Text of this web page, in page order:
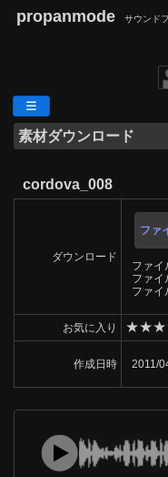
propanmode サウンド
素材ダウンロード
cordova_008
ダウンロード
ファ
ファイ
ファイ
ファイ
お気に入り ★★★
作成日時 2011/